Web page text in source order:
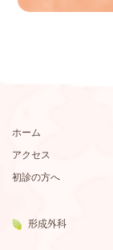
ホーム
アクセス
初診の方へ
形成外科